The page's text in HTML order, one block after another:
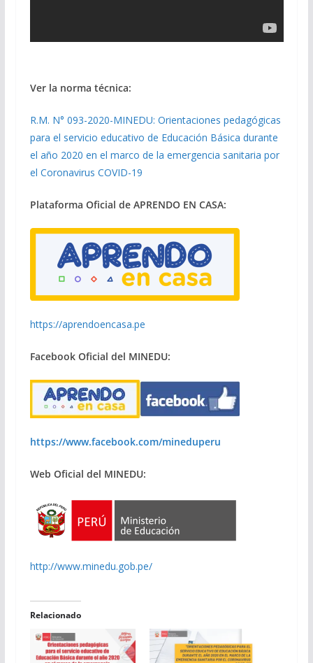
Ver la norma técnica:
R.M. N° 093-2020-MINEDU: Orientaciones pedagógicas
para el servicio educativo de Educación Básica durante
el año 2020 en el marco de la emergencia sanitaria por
el Coronavirus COVID-19
Plataforma Oficial de APRENDO EN CASA:
https://aprendoencasa.pe
Facebook Oficial del MINEDU:
https://www.facebook.com/mineduperu
Web Oficial del MINEDU:
http://www.minedu.gob.pe/
Relacionado